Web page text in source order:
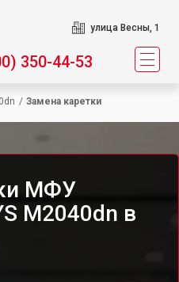
улица Весны, 1
350-44-53
/ Замена каретки
МФУ
M2040dn в